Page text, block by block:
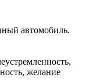
автомобиль.
желание